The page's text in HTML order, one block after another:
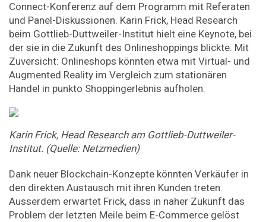
Connect-Konferenz auf dem Programm mit Referaten
und Panel-Diskussionen. Karin Frick, Head Research
beim Gottlieb-Duttweiler-Institut hielt eine Keynote, bei
der sie in die Zukunft des Onlineshoppings blickte. Mit
Zuversicht: Onlineshops könnten etwa mit Virtual- und
Augmented Reality im Vergleich zum stationären
Handel in punkto Shoppingerlebnis aufholen.
Karin Frick, Head Research am Gottlieb-Duttweiler-
Institut. (Quelle: Netzmedien)
Dank neuer Blockchain-Konzepte könnten Verkäufer in
den direkten Austausch mit ihren Kunden treten.
Ausserdem erwartet Frick, dass in naher Zukunft das
Problem der letzten Meile beim E-Commerce gelöst